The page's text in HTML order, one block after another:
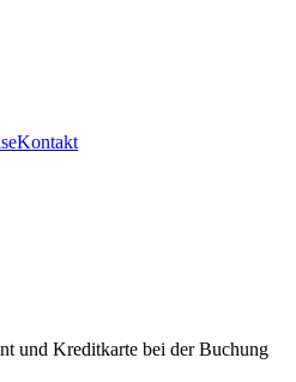
Kontakt
und Kreditkarte bei der Buchung